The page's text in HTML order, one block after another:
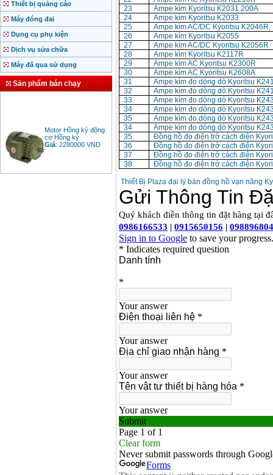
Thiết bị quảng cáo
Máy đóng đai
Dụng cụ phụ kiện
Dịch vụ sửa chữa
Máy đã qua sử dụng
Sản phẩm bán chạy
cơ Hồng ký
Giá:2280000
23
Ampe kìm Kyoritsu K2031 200A
24
Ampe kìm Kyoritsu K2033
25
Ampe kìm AC/DC Kyoritsu K2046R,
26
Ampe kìm Kyoritsu K2055
27
Ampe kìm AC/DC Kyoritsu K2056R
28
Ampe kìm Kyoritsu K2117R
29
Ampe kìm AC Kyoritsu K2300R
30
Ampe kìm AC Kyoritsu K2608A
31
Ampe kìm đo dòng dò Kyoritsu
32
Ampe kìm đo dòng dò Kyoritsu
33
Ampe kìm đo dòng dò Kyoritsu
34
Ampe kìm đo dòng dò Kyoritsu
35
Ampe kìm đo dòng dò Kyoritsu
34
Ampe kìm đo dòng dò Kyoritsu
35
Đồng hồ đo điện trở cách điện
36
Đồng hồ đo điện trở cách điện
37
Đồng hồ đo điện trở cách điện
38
Đồng hồ đo điện trở cách điện
Thiết Bị Plaza đại lý bán đồng hồ vạn năng